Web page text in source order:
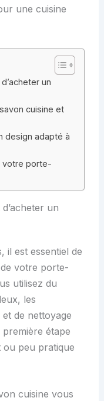
une cuisine
un
cuisine et
design adapté à
votre porte-
un
il est essentiel de
votre porte-
utilisez du
les
et de nettoyage
étape
peu pratique
cuisine vous